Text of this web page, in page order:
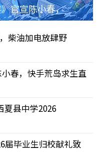
官宣陈小春，
柴油加电放肆野
春，快手荒岛求生直
夏县中学2026
届毕业生归校献礼致